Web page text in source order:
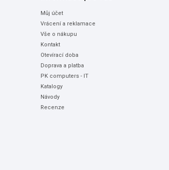
Můj účet
Vrácení a reklamace
Vše o nákupu
Kontakt
Otevírací doba
Doprava a platba
PK computers - IT
Katalogy
Návody
Recenze